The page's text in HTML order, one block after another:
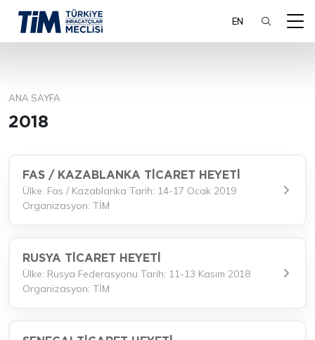
EN
ANA SAYFA
2018
FAS / KAZABLANKA TİCARET HEYETİ
Ülke: Fas / Kazablanka Tarih: 14-17 Ocak 2019
Organizasyon: TİM
RUSYA TİCARET HEYETİ
Ülke: Rusya Federasyonu Tarih: 11-13 Kasım 2018
Organizasyon: TİM